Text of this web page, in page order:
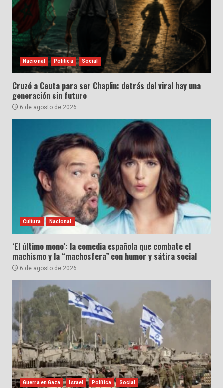
Nacional Política Social
Cruzó a Ceuta para ser Chaplin: detrás del viral hay una
generación sin futuro
6 de agosto de 2026
Cultura Nacional
‘El último mono’: la comedia española que combate el
machismo y la “machosfera” con humor y sátira social
6 de agosto de 2026
Guerra en Gaza Israel Política Social